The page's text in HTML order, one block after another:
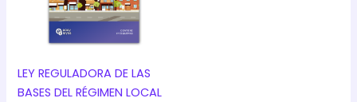
LEY REGULADORA DE LAS
BASES DEL RÉGIMEN LOCAL